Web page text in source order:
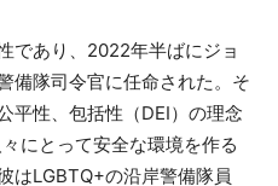
であり、2022年半ばにジョ
備隊司令官に任命された。そ
平性、包括性（DEI）の理念
にとって安全な環境を作る
はLGBTQ+の沿岸警備隊員